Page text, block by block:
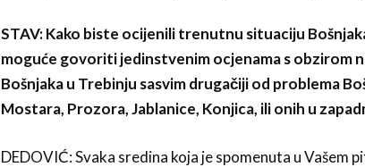
STAV: Kako biste ocijenili trenutnu si­tuaciju
moguće govoriti jedinstvenim ocjenama s obzirom
Bošnjaka u Trebinju sasvim drugačiji od problema
Mostara, Pro­zora, Jablanice, Konjica, ili onih u
DEDOVIĆ: Svaka sredina koja je spome­nuta u Vašem